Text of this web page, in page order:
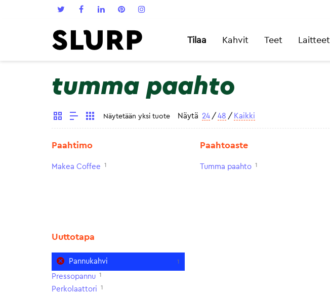
Tilaa Kahvit Teet Laitteet
tumma paahto
Näytetään yksi tuote Näytä 24 / 48 / Kaikki
Paahtimo
Makea Coffee 1
Paahtoaste
Tumma paahto 1
Uuttotapa
Pannukahvi 1
Pressopannu 1
Perkolaattori 1